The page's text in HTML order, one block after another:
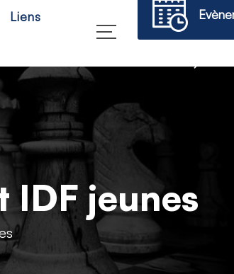
Liens
→
IDF jeunes